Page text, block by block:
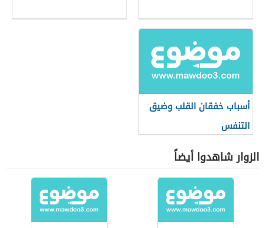
أسباب خفقان القلب وضيق
التنفس
الزوار شاهدوا أيضاً